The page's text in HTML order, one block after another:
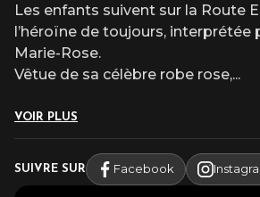
Les enfants suivent sur la Route
l’héroïne de toujours, interprétée
Marie-Rose.
Vêtue de sa célèbre robe rose,...
VOIR PLUS
SUIVRE SUR Facebook